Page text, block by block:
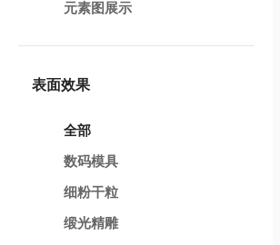
元素图展示
表面效果
全部
数码模具
细粉干粒
缎光精雕